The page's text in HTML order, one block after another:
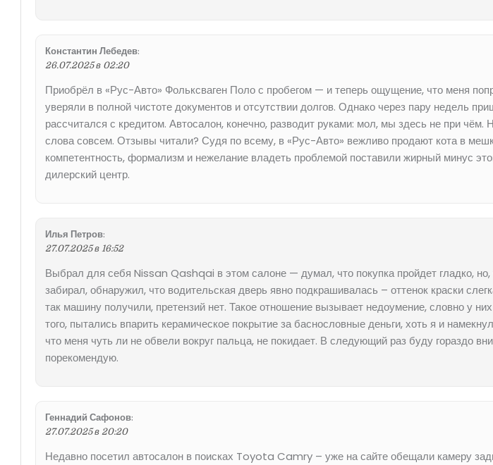
Константин Лебедев:
26.07.2025 в 02:20
Приобрёл в «Рус-Авто» Фольксваген Поло с пробегом — и теперь ощущение, что меня
уверяли в полной чистоте документов и отсутствии долгов. Однако через пару недель
рассчитался с кредитом. Автосалон, конечно, разводит руками: мол, мы здесь не при
слова совсем. Отзывы читали? Судя по всему, в «Рус-Авто» вежливо продают кота в
компетентность, формализм и нежелание владеть проблемой поставили жирный минус
дилерский центр.
Илья Петров:
27.07.2025 в 16:52
Выбрал для себя Nissan Qashqai в этом салоне — думал, что покупка пройдет гладко,
забирал, обнаружил, что водительская дверь явно подкрашивалась – оттенок краски
так машину получили, претензий нет. Такое отношение вызывает недоумение, словно у
того, пытались впарить керамическое покрытие за баснословные деньги, хоть я и
что меня чуть ли не обвели вокруг пальца, не покидает. В следующий раз буду гораздо
порекомендую.
Геннадий Сафонов:
27.07.2025 в 20:20
Недавно посетил автосалон в поисках Toyota Camry – уже на сайте обещали камеру